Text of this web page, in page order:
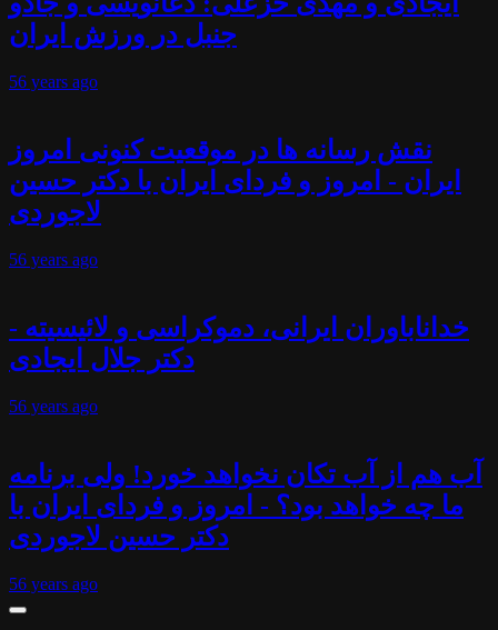
جنبل در ورزش ایران
56 years ago
نقش رسانه ها در موقعیت کنونی امروز
ایران - امروز و فردای ایران با دکتر حسین
لاجوردی
56 years ago
خداناباوران ایرانی، دموکراسی و لائیسیته -
دکتر جلال ایجادی
56 years ago
آب هم از آب تکان نخواهد خورد! ولی برنامه
ما چه خواهد بود؟ - امروز و فردای ایران با
دکتر حسین لاجوردی
56 years ago